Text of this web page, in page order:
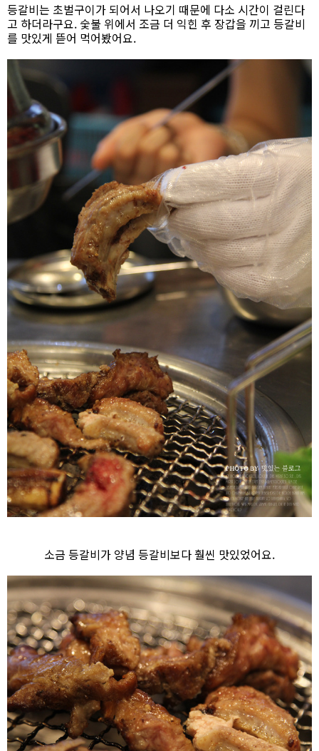
등갈비는 초벌구이가 되어서 나오기 때문에 다소 시간이 걸린다
고 하더라구요. 숯불 위에서 조금 더 익힌 후 장갑을 끼고 등갈비
를 맛있게 뜯어 먹어봤어요.
소금 등갈비가 양념 등갈비보다 훨씬 맛있었어요.